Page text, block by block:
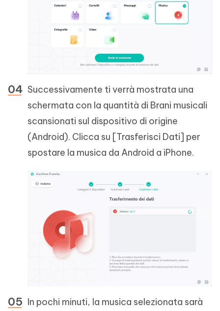
Successivamente ti verrà mostrata una
schermata con la quantità di Brani musicali
scansionati sul dispositivo di origine
(Android). Clicca su [Trasferisci Dati] per
spostare la musica da Android a iPhone.
In pochi minuti, la musica selezionata sarà